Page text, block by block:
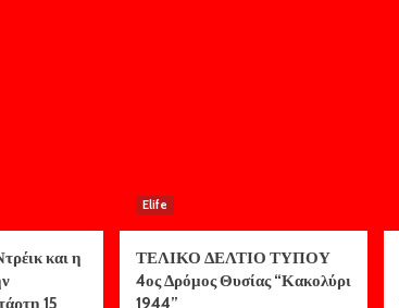
και η
15
Elife
ΤΕΛΙΚΟ ΔΕΛΤΙΟ ΤΥΠΟΥ
4ος Δρόμος Θυσίας “Κακολύρι
1944”